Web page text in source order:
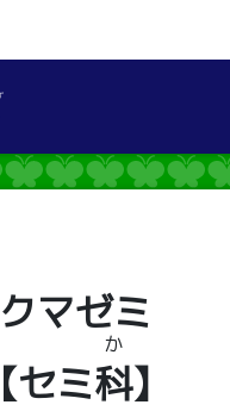
クマゼミ
【セミ科
か
】